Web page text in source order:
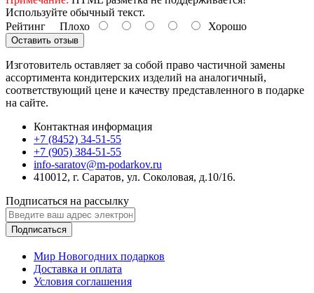
Используйте обычный текст.
Рейтинг Плохо Хорошо
Оставить отзыв
Изготовитель оставляет за собой право частичной замены
ассортимента кондитерских изделий на аналогичный,
соответствующий цене и качеству представленного в подарке
на сайте.
Контактная информация
+7 (8452) 34-51-55
+7 (905) 384-51-55
info-saratov@m-podarkov.ru
410012, г. Саратов, ул. Соколовая, д.10/16.
Подписаться на рассылку
Подписаться
Мир Новогодних подарков
Доставка и оплата
Условия соглашения